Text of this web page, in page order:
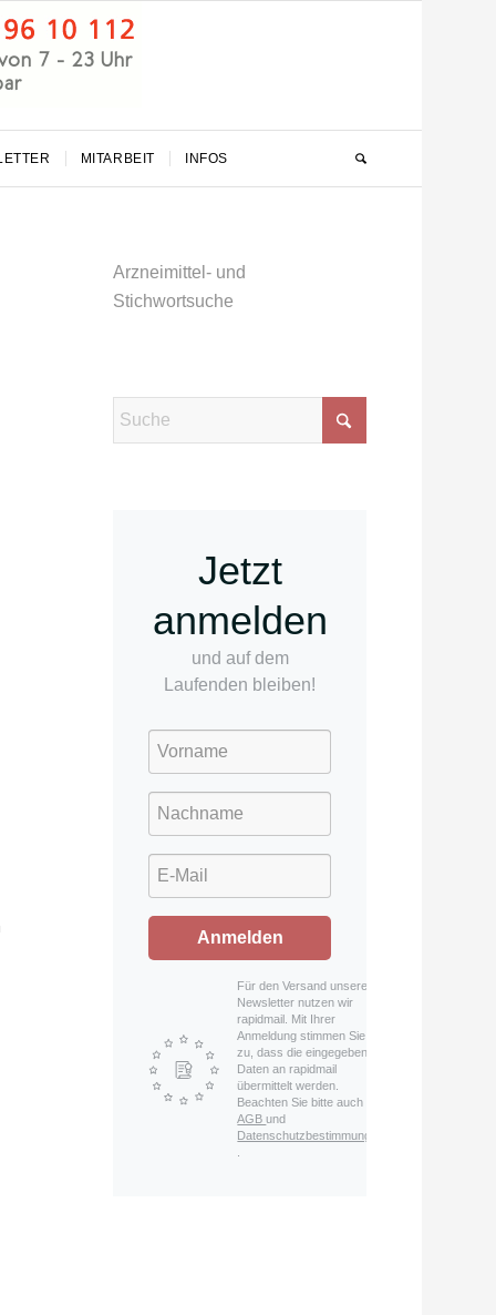
MITARBEIT INFOS
Arzneimittel- und
Stichwortsuche
Jetzt
anmelden
und auf dem
Laufenden bleiben!
Anmelden
Für den Versand unserer
Newsletter nutzen wir
rapidmail. Mit Ihrer
Anmeldung stimmen Sie
zu, dass die eingegebenen
Daten an rapidmail
übermittelt werden.
Beachten Sie bitte auch die
AGBund
Datenschutzbestimmungen